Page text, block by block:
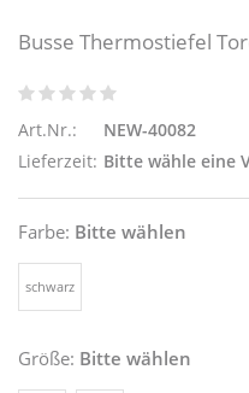
Busse Thermostiefel
Art.Nr.:
NEW-40082
Lieferzeit: Bitte wähle eine
Farbe: Bitte wählen
schwarz
Größe: Bitte wählen